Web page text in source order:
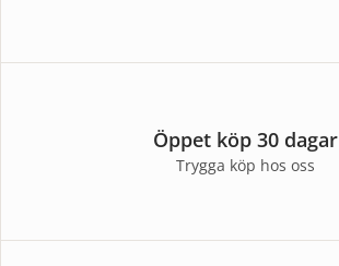
Öppet köp 30 dagar
Trygga köp hos oss